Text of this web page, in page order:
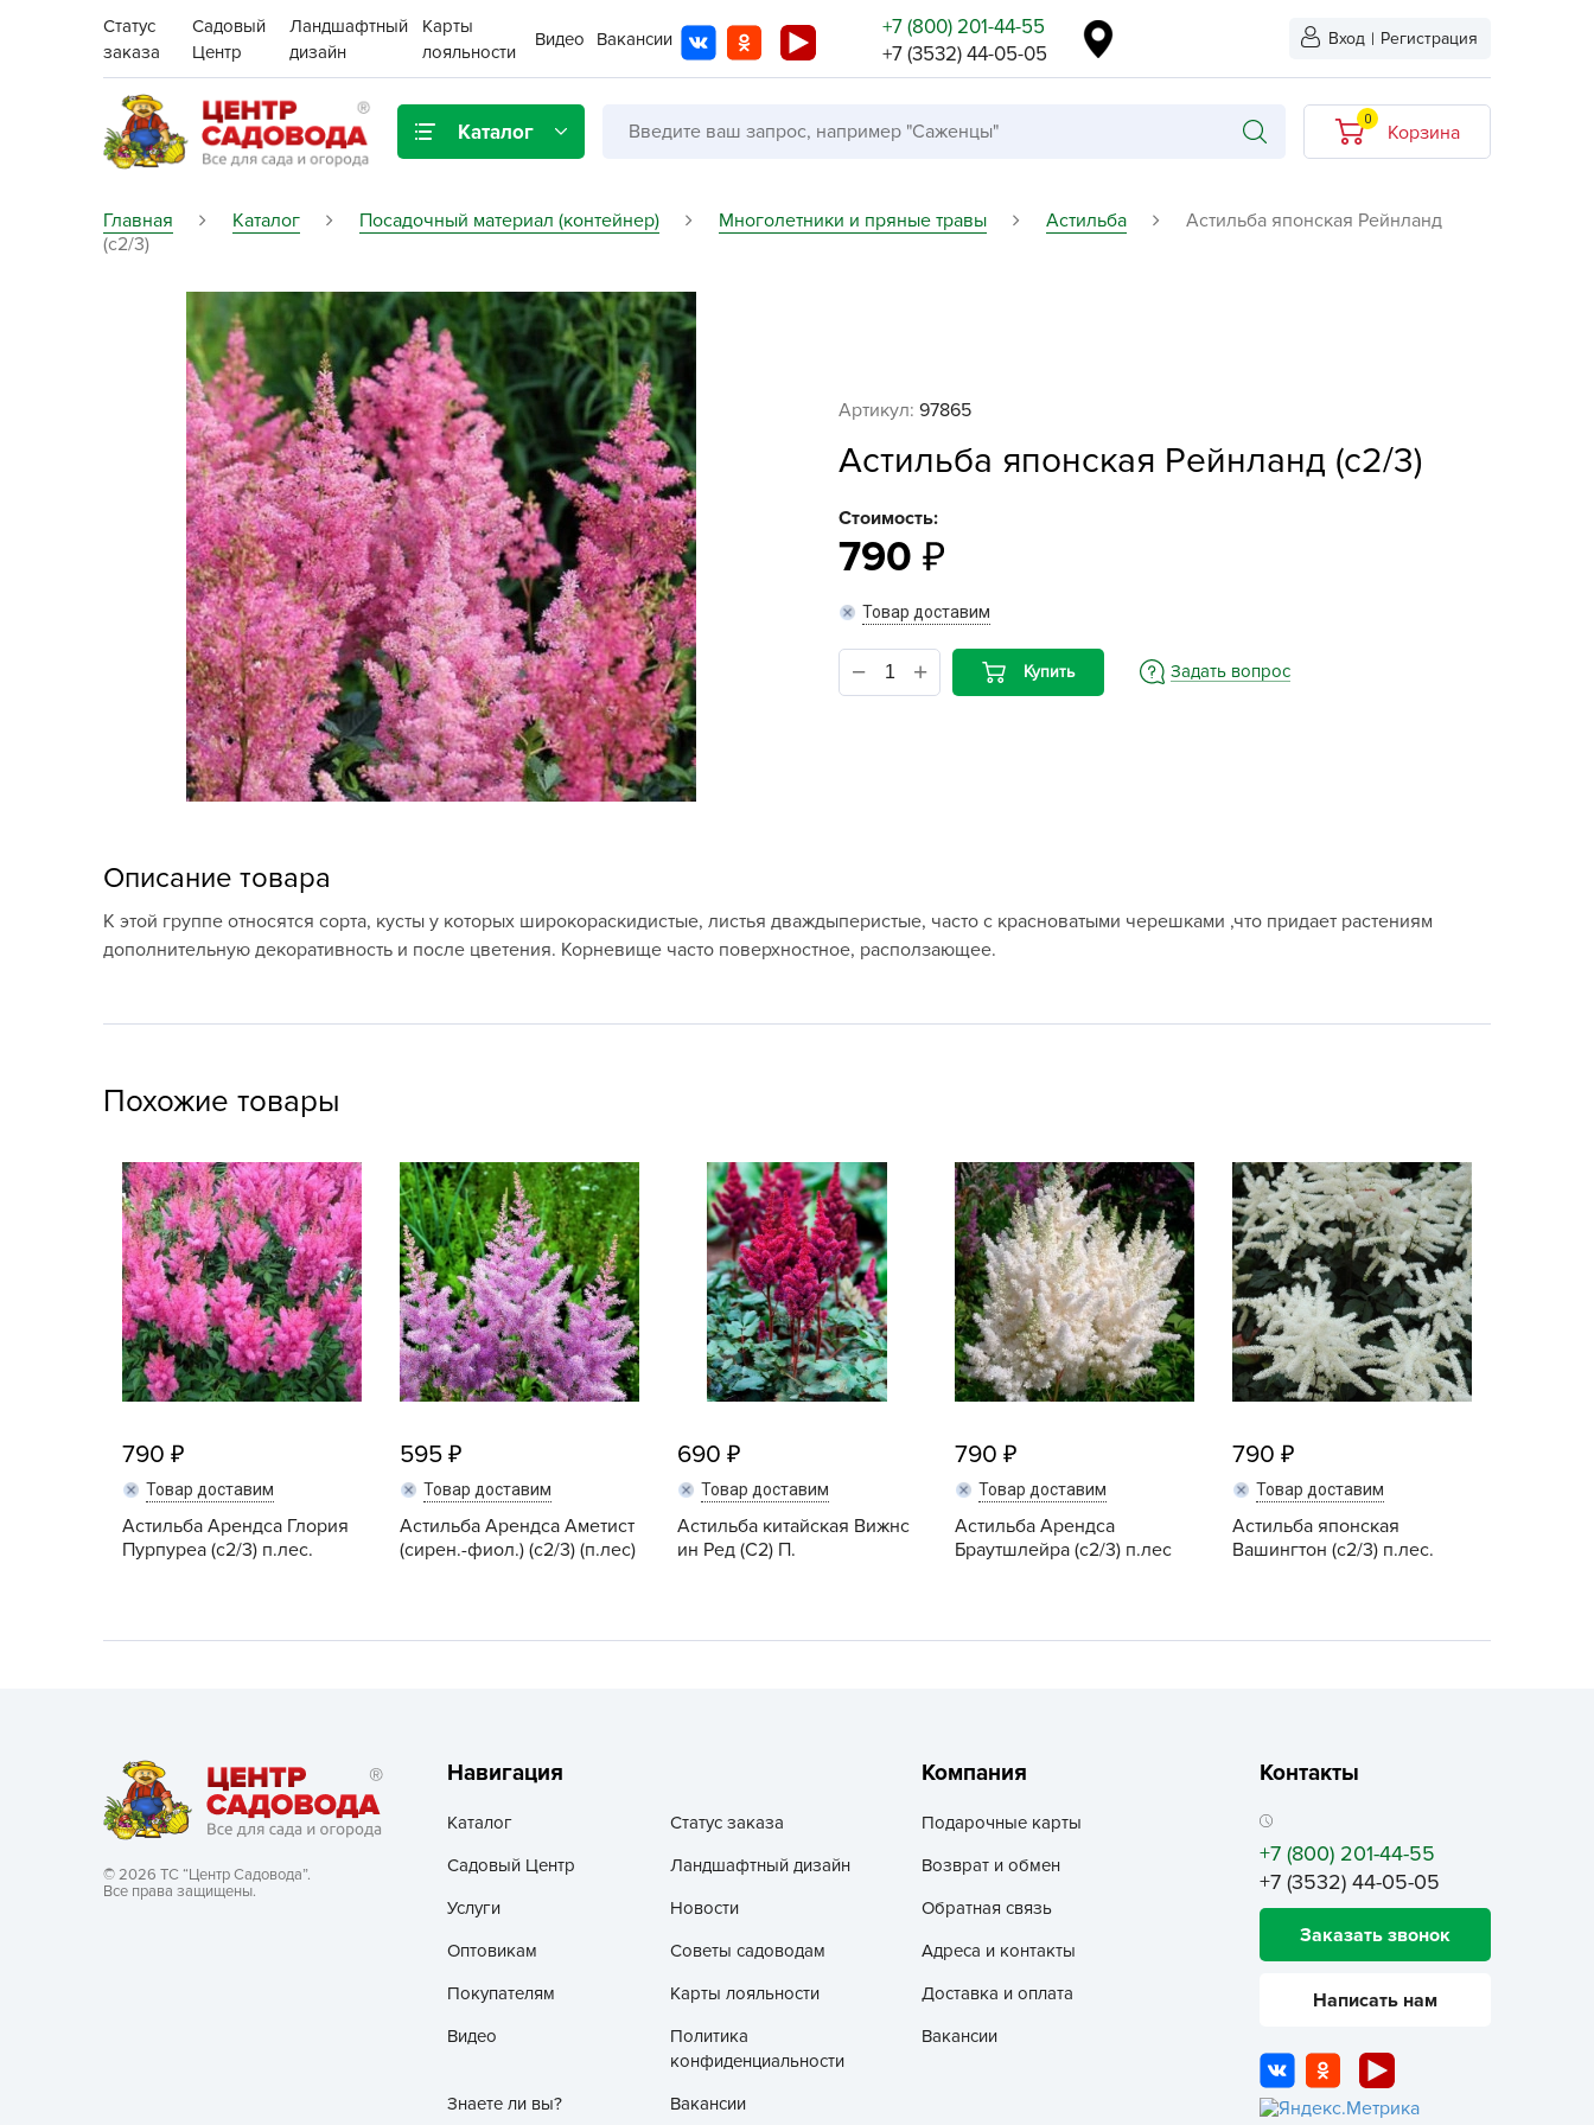
Статус
заказа
Садовый
Центр
Ландшафтный
дизайн
Карты
лояльности
Видео Вакансии
+7 (800) 201-44-55
+7 (3532) 44-05-05
Вход | Регистрация
Каталог
Газонная трава
Декор для дома и сада
Ёмкости для рассады и
растений,
проращиватели
Картофель семенной
Кашпо, пластик,
керамика
Комнатные горшечные
растения
Консервация и
виноделие
Лук-севок, чеснок
Новогодняя продукция
Подарочные карты
(контейнер)
Садовый инвентарь и
техника
СЕМЕНА
Средства для септиков,
туалетов, компостов,
прудов и бассейнов
Средства защиты
летающих насекомых,
грызунов
Хозяйственные товары
Поиск
Aquapulse
Bona Forte
Dacha Group
Green Boom
MAROLEX
Nika
Palisad
Raco
Rehau
Robin Green
Rubit
TORNADICA
TUT BIO
Zarit
АгроСпан
АГРОУСПЕХ
АГРОЭЛИТА
АЭЛИТА
0
Корзина
товаров
Главная Каталог Посадочный материал (контейнер) Многолетники и пряные травы Астильба
Астильба японская Рейнланд
(c2/3)
Артикул: 97865
Астильба японская Рейнланд (c2/3)
Стоимость:
790
Товар доставим
Купить Задать вопрос
Описание товара
К этой группе относятся сорта, кусты у которых широкораскидистые, листья дваждыперистые, часто с красноватыми черешками ,что придает растениям
дополнительную декоративность и после цветения. Корневище часто поверхностное, расползающее.
Похожие товары
790
Товар доставим
Астильба Арендса Глория
Пурпуреа (с2/3) п.лес.
595
Товар доставим
Астильба Арендса Аметист
(сирен.-фиол.) (с2/3) (п.лес)
690
Товар доставим
Астильба китайская Вижнс
ин Ред (С2) П.
790
Товар доставим
Астильба Арендса
Браутшлейра (с2/3) п.лес
790
Товар доставим
Астильба японская
Вашингтон (с2/3) п.лес.
© 2026 ТС “Центр Садовода”.
Все права защищены.
Навигация
Каталог
Статус заказа
Садовый Центр
Ландшафтный дизайн
Услуги
Новости
Оптовикам
Советы садоводам
Покупателям
Карты лояльности
Видео
Политика
конфиденциальности
Знаете ли вы?
Вакансии
Компания
Подарочные карты
Возврат и обмен
Обратная связь
Адреса и контакты
Доставка и оплата
Вакансии
Контакты
+7 (800) 201-44-55
+7 (3532) 44-05-05
Заказать звонок
Написать нам